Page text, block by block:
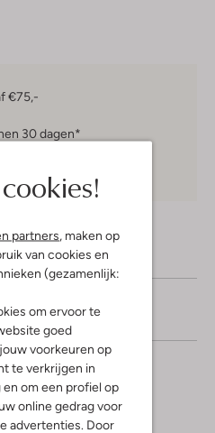
partners, maken op
van cookies en
(gezamenlijk:
om ervoor te
goed
voorkeuren op
te verkrijgen in
om een profiel op
online gedrag voor
advertenties. Door
€75,-
30 dagen*